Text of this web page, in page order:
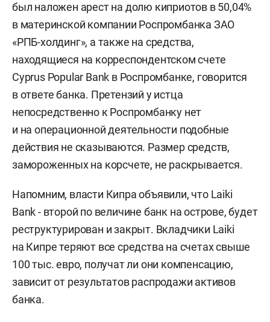
был наложен арест на долю киприотов в 50,04%
в материнской компании Роспромбанка ЗАО
«РПБ-холдинг», а также на средства,
находящиеся на корреспондентском счете
Cyprus Popular Bank в Роспромбанке, говорится
в ответе банка. Претензий у истца
непосредственно к Роспромбанку нет
и на операционной деятельности подобные
действия не сказываются. Размер средств,
замороженных на корсчете, не раскрывается.
Напомним, власти Кипра объявили, что Laiki
Bank - второй по величине банк на острове, будет
реструктурирован и закрыт. Вкладчики Laiki
на Кипре теряют все средства на счетах свыше
100 тыс. евро, получат ли они компенсацию,
зависит от результатов распродажи активов
банка.